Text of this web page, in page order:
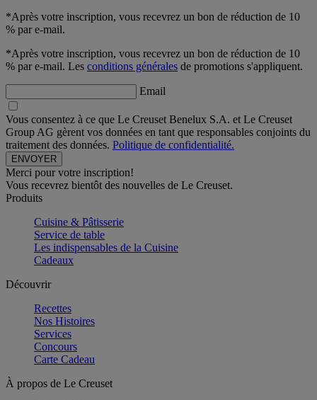
*Après votre inscription, vous recevrez un bon de réduction de 10
% par e-mail.
*Après votre inscription, vous recevrez un bon de réduction de 10
% par e-mail. Les conditions générales de promotions s'appliquent.
Email
Vous consentez à ce que Le Creuset Benelux S.A. et Le Creuset
Group AG gèrent vos données en tant que responsables conjoints du
traitement des données. Politique de confidentialité.
Merci pour votre inscription!
Vous recevrez bientôt des nouvelles de Le Creuset.
Produits
Cuisine & Pâtisserie
Service de table
Les indispensables de la Cuisine
Cadeaux
Découvrir
Recettes
Nos Histoires
Services
Concours
Carte Cadeau
À propos de Le Creuset